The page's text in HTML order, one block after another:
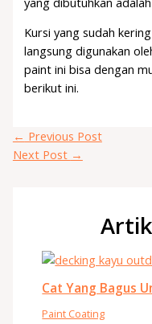
Kursi yang sudah
langsung digunakan
paint ini bisa dengan
berikut ini.
← Previous Post
Next Post →
Cat Yang Bagus
Paint Coating